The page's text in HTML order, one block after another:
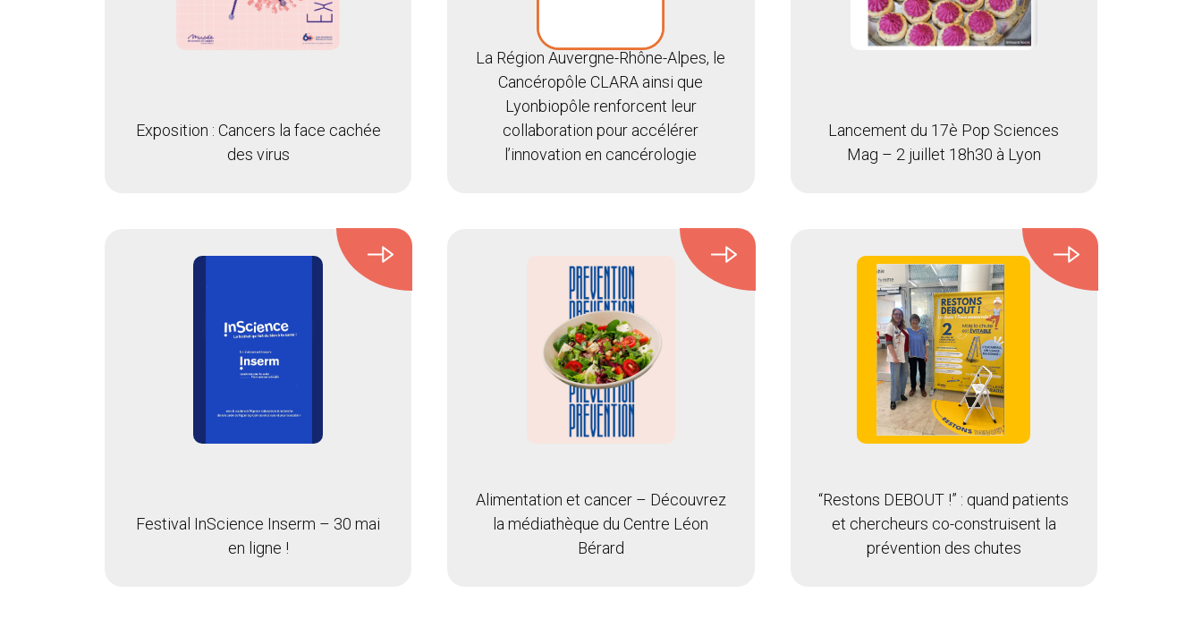
Exposition : Cancers la face cachée
des virus
La Région Auvergne-Rhône-Alpes, le
Cancéropôle CLARA ainsi que
Lyonbiopôle renforcent leur
collaboration pour accélérer
l’innovation en cancérologie
Lancement du 17è Pop Sciences
Mag – 2 juillet 18h30 à Lyon
Festival InScience Inserm – 30 mai
en ligne !
Alimentation et cancer – Découvrez
la médiathèque du Centre Léon
Bérard
“Restons DEBOUT !” : quand patients
et chercheurs co-construisent la
prévention des chutes